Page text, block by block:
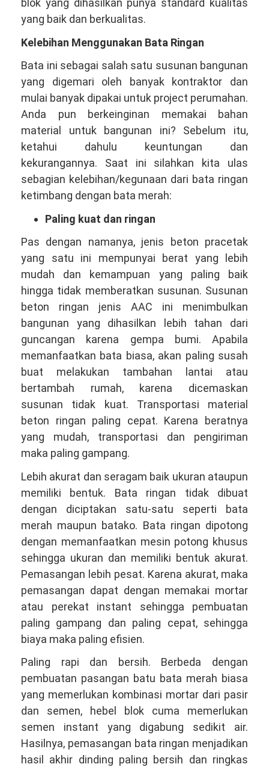
blok yang dihasilkan punya standard kualitas
yang baik dan berkualitas.
Kelebihan Menggunakan Bata Ringan
Bata ini sebagai salah satu susunan bangunan
yang digemari oleh banyak kontraktor dan
mulai banyak dipakai untuk project perumahan.
Anda pun berkeinginan memakai bahan
material untuk bangunan ini? Sebelum itu,
ketahui dahulu keuntungan dan
kekurangannya. Saat ini silahkan kita ulas
sebagian kelebihan/kegunaan dari bata ringan
ketimbang dengan bata merah:
Paling kuat dan ringan
Pas dengan namanya, jenis beton pracetak
yang satu ini mempunyai berat yang lebih
mudah dan kemampuan yang paling baik
hingga tidak memberatkan susunan. Susunan
beton ringan jenis AAC ini menimbulkan
bangunan yang dihasilkan lebih tahan dari
guncangan karena gempa bumi. Apabila
memanfaatkan bata biasa, akan paling susah
buat melakukan tambahan lantai atau
bertambah rumah, karena dicemaskan
susunan tidak kuat. Transportasi material
beton ringan paling cepat. Karena beratnya
yang mudah, transportasi dan pengiriman
maka paling gampang.
Lebih akurat dan seragam baik ukuran ataupun
memiliki bentuk. Bata ringan tidak dibuat
dengan diciptakan satu-satu seperti bata
merah maupun batako. Bata ringan dipotong
dengan memanfaatkan mesin potong khusus
sehingga ukuran dan memiliki bentuk akurat.
Pemasangan lebih pesat. Karena akurat, maka
pemasangan dapat dengan memakai mortar
atau perekat instant sehingga pembuatan
paling gampang dan paling cepat, sehingga
biaya maka paling efisien.
Paling rapi dan bersih. Berbeda dengan
pembuatan pasangan batu bata merah biasa
yang memerlukan kombinasi mortar dari pasir
dan semen, hebel blok cuma memerlukan
semen instant yang digabung sedikit air.
Hasilnya, pemasangan bata ringan menjadikan
hasil akhir dinding paling bersih dan ringkas